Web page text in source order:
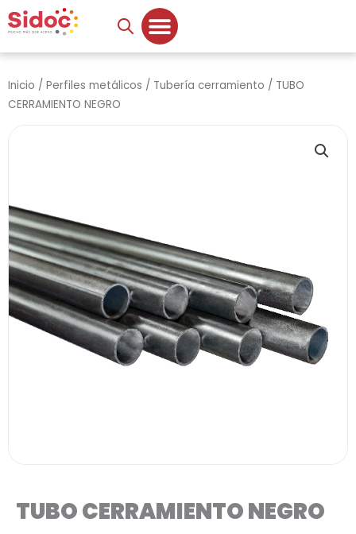
al
contenido
Inicio / Perfiles metálicos / Tubería cerramiento / TUBO
CERRAMIENTO NEGRO
TUBO CERRAMIENTO NEGRO